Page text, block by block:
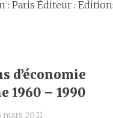
: Paris Éditeur :
d’économie
1960 – 1990
mars 2021